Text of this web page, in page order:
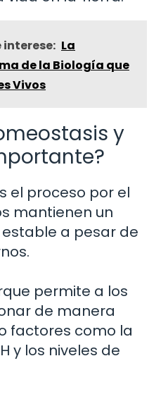
interese: La
de la Biología que
Vivos
y
el proceso por el
mantienen un
a pesar de
permite a los
de manera
factores como la
y los niveles de